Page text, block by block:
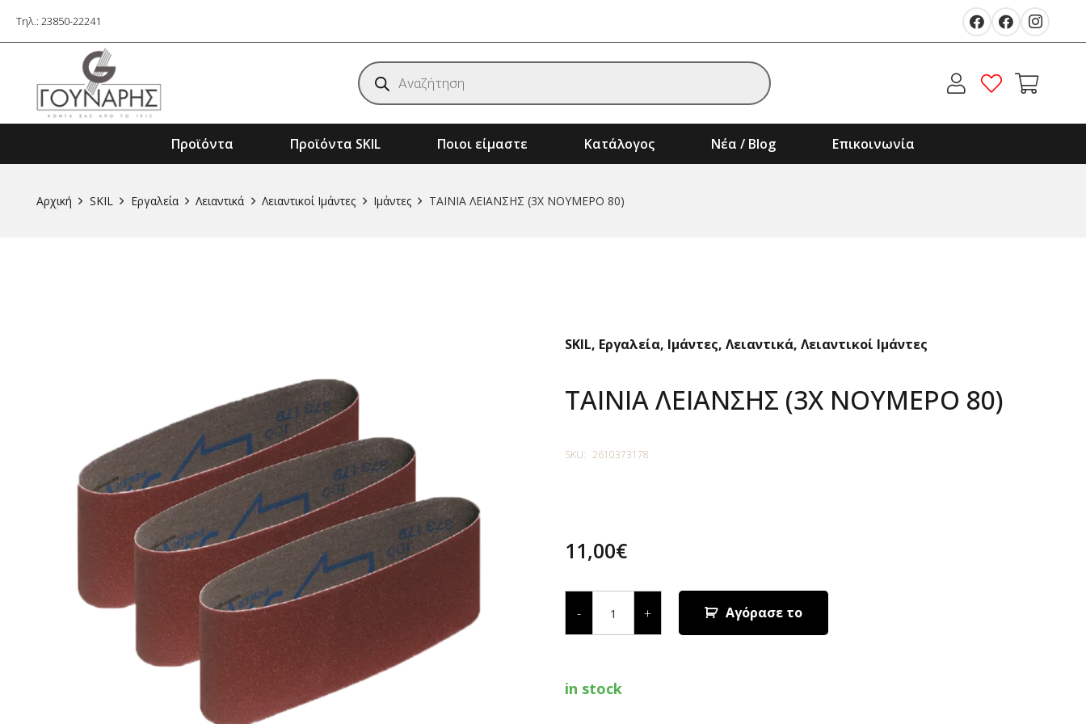
Τηλ.: 23850-22241
Products
search
Προϊόντα Προϊόντα SKIL Ποιοι είμαστε Κατάλογος Νέα / Blog Επικοινωνία
Αρχική SKIL Εργαλεία Λειαντικά Λειαντικοί Ιμάντες Ιμάντες ΤΑΙΝΙΑ ΛΕΙΑΝΣΗΣ (3X ΝΟΥΜΕΡΟ 80)
SKIL, Εργαλεία, Ιμάντες, Λειαντικά, Λειαντικοί Ιμάντες
ΤΑΙΝΙΑ ΛΕΙΑΝΣΗΣ (3X ΝΟΥΜΕΡΟ 80)
SKU: 2610373178
11,00€
-
ΤΑΙΝΙΑ
ΛΕΙΑΝΣΗΣ
ΝΟΥΜΕΡΟ
+ Αγόρασε το
in stock